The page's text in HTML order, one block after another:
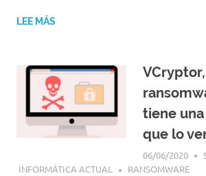
LEE MÁS
tiene
que lo
06/06/2020
INFORMÁTICA ACTUAL
RANSOMWARE